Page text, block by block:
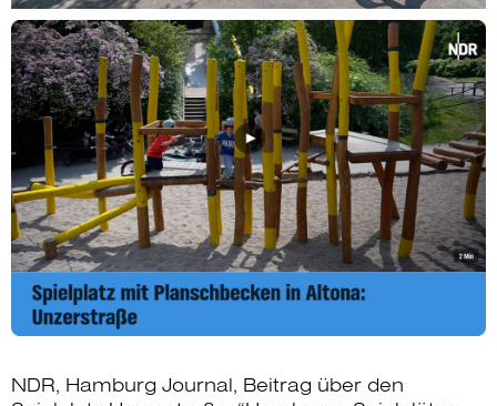
NDR, Hamburg Journal, Beitrag über den